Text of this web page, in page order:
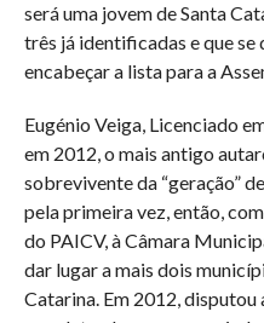
será uma jovem de Santa
três já identificadas e que
encabeçar a lista para a
Eugénio Veiga, Licenciado
em 2012, o mais antigo
sobrevivente da “geração”
pela primeira vez, então,
do PAICV, à Câmara
dar lugar a mais dois
Catarina. Em 2012, disputou